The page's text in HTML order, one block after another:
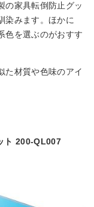
の家具転倒防止グッ
染みます。ほかに
色を選ぶのがおすす
た材質や色味のアイ
ト 200-QL007